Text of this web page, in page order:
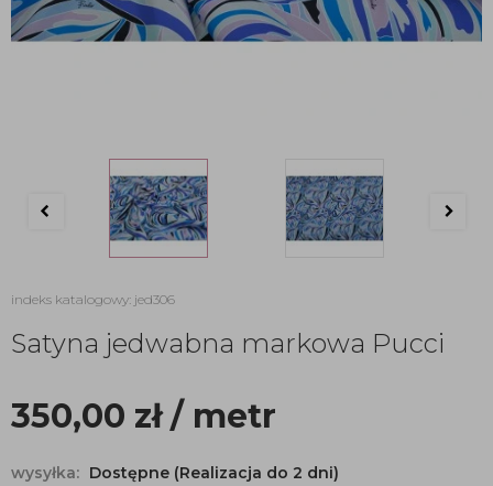
indeks katalogowy: jed306
Satyna jedwabna markowa Pucci
350,00 zł/ metr
wysyłka: Dostępne (Realizacja do 2 dni)